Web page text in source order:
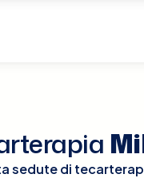
sedute di